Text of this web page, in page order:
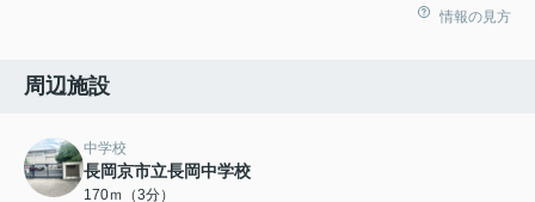
情報の見方
周辺施設
中学校
長岡京市立長岡中学校
170ｍ（3分）